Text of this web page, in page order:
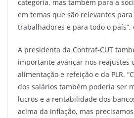
categoria, mas também para a
em temas que são relevantes
trabalhadores e para todo o país”,
A presidenta da Contraf-CUT
importante avançar nos reajustes
alimentação e refeição e da PLR.
dos salários também poderia ser
lucros e a rentabilidade dos
acima da inflação, mas